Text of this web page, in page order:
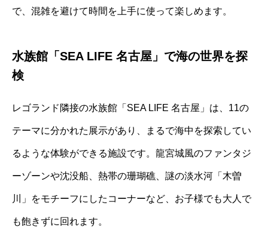
で、混雑を避けて時間を上手に使って楽しめます。
水族館「SEA LIFE 名古屋」で海の世界を探
検
レゴランド隣接の水族館「SEA LIFE 名古屋」は、11の
テーマに分かれた展示があり、まるで海中を探索してい
るような体験ができる施設です。龍宮城風のファンタジ
ーゾーンや沈没船、熱帯の珊瑚礁、謎の淡水河「木曽
川」をモチーフにしたコーナーなど、お子様でも大人で
も飽きずに回れます。